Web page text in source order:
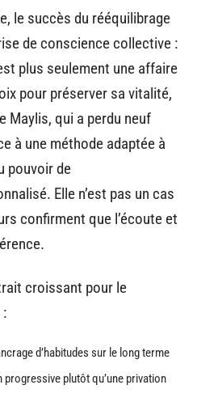
le succès du rééquilibrage
de conscience collective :
plus seulement une affaire
pour préserver sa vitalité,
Maylis, qui a perdu neuf
à une méthode adaptée à
pouvoir de
Elle n’est pas un cas
confirment que l’écoute et
croissant pour le
d’habitudes sur le long terme
progressive plutôt qu’une privation